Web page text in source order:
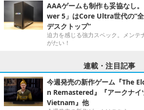
AAAゲームも制作も妥協なし
wer 5」はCore Ultra世代の“
デスクトップ”
迫力を感じる強力スペック。メンテ
がたい！
連載・注目記事
今週発売の新作ゲーム『The
n Remastered』『アークナ
Vietnam』他